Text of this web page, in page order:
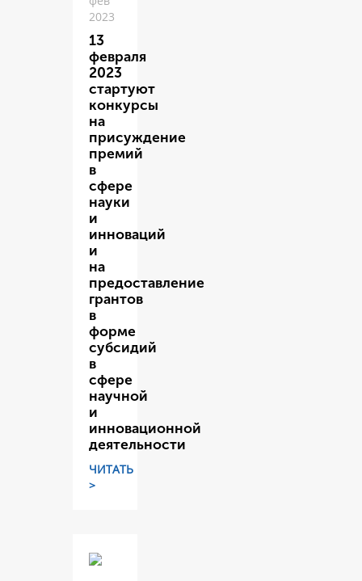
2023
13
февраля
2023
стартуют
конкурсы
на
присуждение
премий
в
сфере
науки
и
инноваций
и
на
предоставление
грантов
в
форме
субсидий
в
сфере
научной
и
инновационной
деятельности
ЧИТАТЬ
>